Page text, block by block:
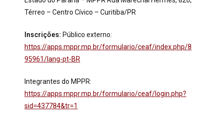
Térreo – Centro Cívico – Curitiba/PR
Inscrições: Público externo:
https://apps.mppr.mp.br/formulario/ceaf/index.php/8
95961/lang-pt-BR
Integrantes do MPPR:
https://apps.mppr.mp.br/formulario/ceaf/login.php?
sid=437784&tr=1